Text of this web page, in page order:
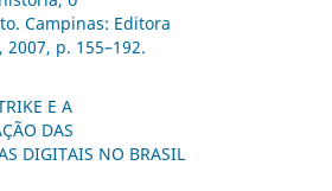
Campinas: Editora
p. 155–192.
E A
DAS
DIGITAIS NO BRASIL